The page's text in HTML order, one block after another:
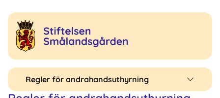
Regler för andrahandsuthyrning